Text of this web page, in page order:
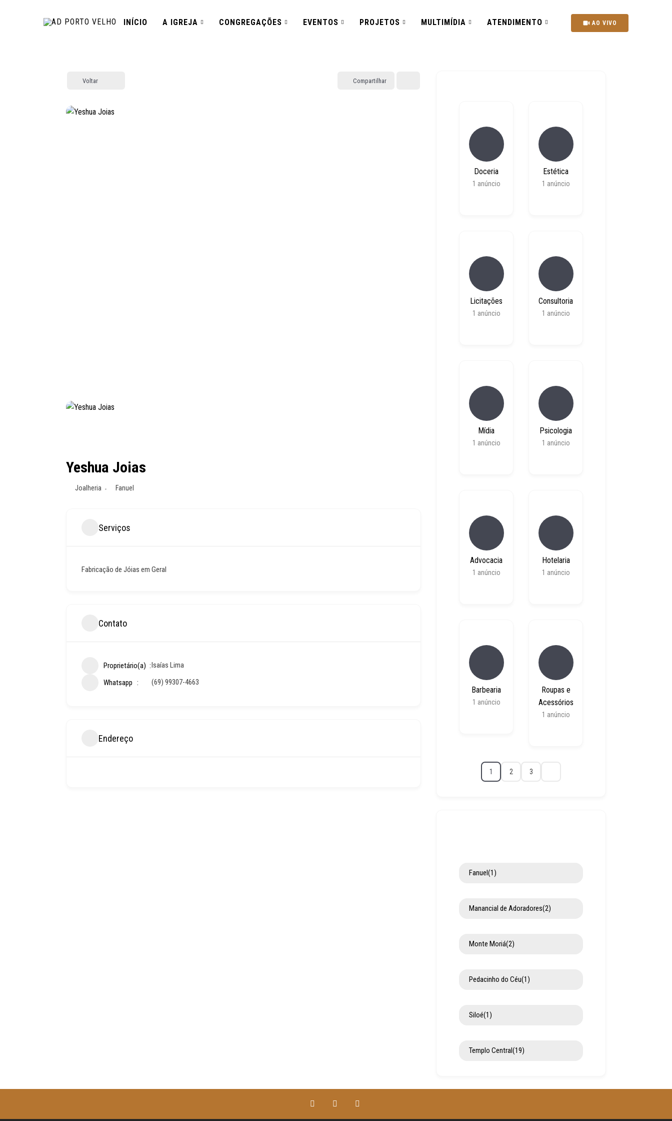
INÍCIO A IGREJA CONGREGAÇÕES EVENTOS PROJETOS MULTIMÍDIA ATENDIMENTO AO VIVO
Voltar Compartilhar
Yeshua Joias
Joalheria Fanuel
Serviços
Fabricação de Jóias em Geral
Contato
Proprietário(a)
Isaías Lima
Whatsapp
(69) 99307-4663
Endereço
Doceria
1 anúncio
Estética
1 anúncio
Licitações
1 anúncio
Consultoria
1 anúncio
Mídia
1 anúncio
Psicologia
1 anúncio
Advocacia
1 anúncio
Hotelaria
1 anúncio
Barbearia
1 anúncio
Roupas e
Acessórios
1 anúncio
1 2 3
Fanuel(1)
Manancial de Adoradores(2)
Monte Moriá(2)
Pedacinho do Céu(1)
Siloé(1)
Templo Central(19)